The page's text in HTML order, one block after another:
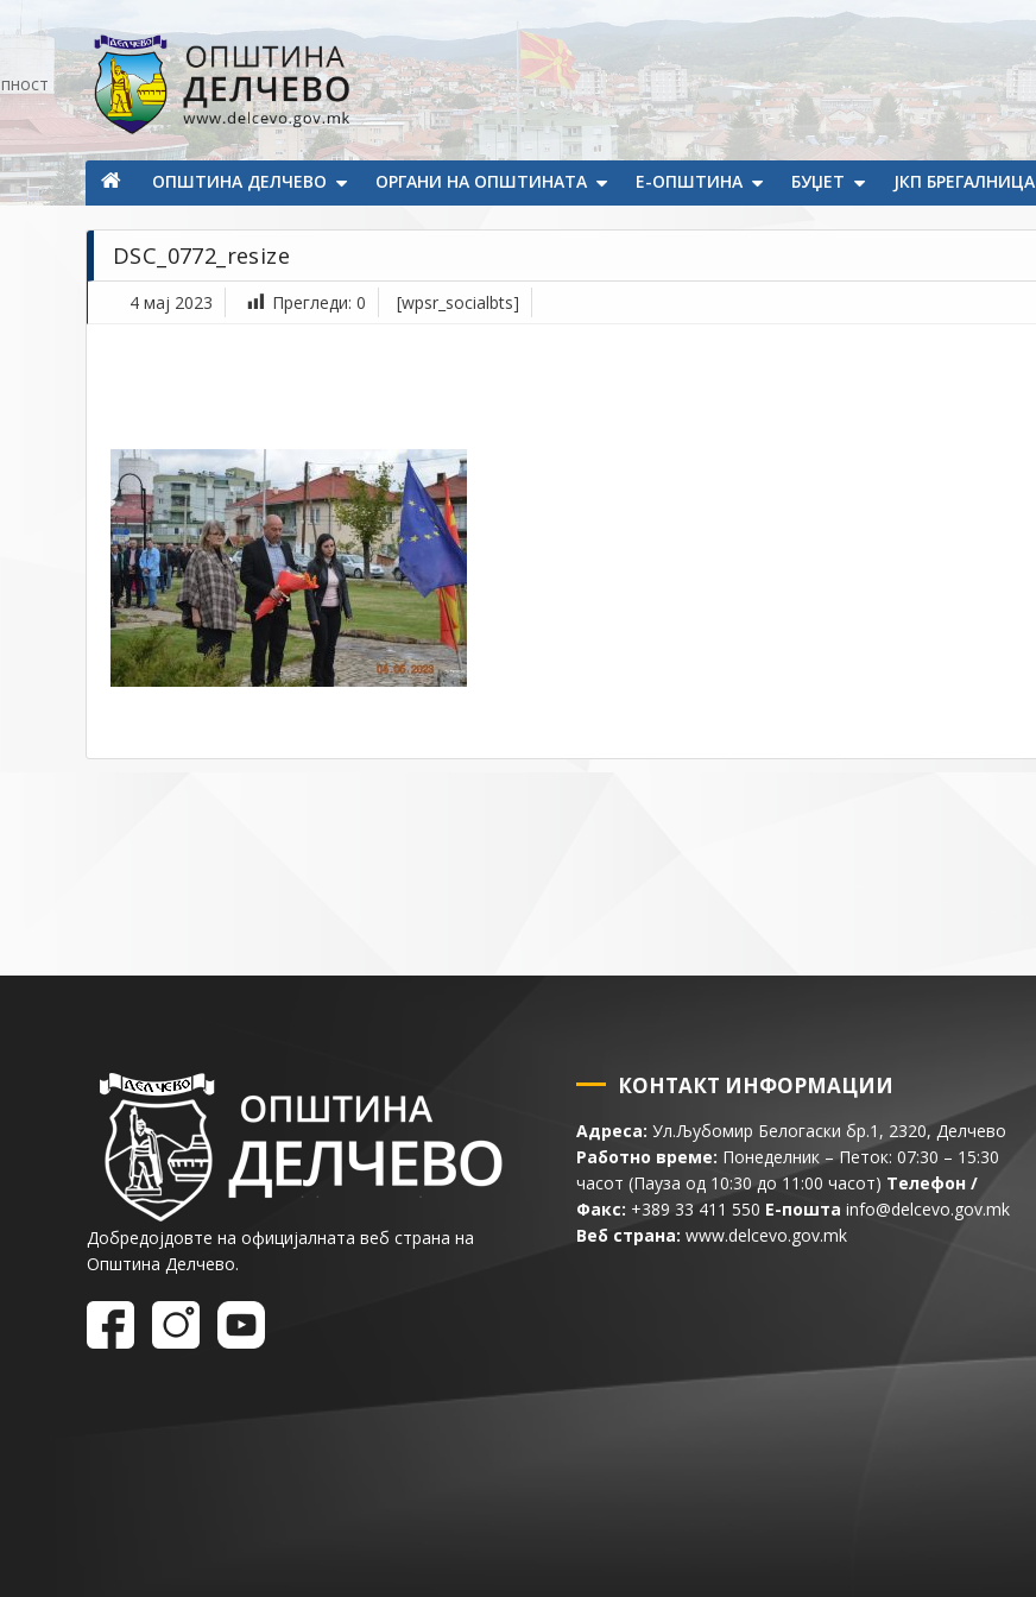
Општина Делчево
Општина Делчево
ОПШТИНА ДЕЛЧЕВО ОРГАНИ НА ОПШТИНАТА Е-ОПШТИНА БУЏЕТ ЈКП БРЕГАЛНИЦА
DSC_0772_resize
4 мај 2023 Прегледи: 0 [wpsr_socialbts]
Добредојдовте на официјалната веб страна на
Општина Делчево.
КОНТАКТ ИНФОРМАЦИИ
Адреса: Ул.Љубомир Белогаски бр.1, 2320, Делчево
Работно време: Понеделник – Петок: 07:30 – 15:30
часот (Пауза од 10:30 до 11:00 часот) Телефон /
Факс: +389 33 411 550 Е-пошта info@delcevo.gov.mk
Веб страна: www.delcevo.gov.mk